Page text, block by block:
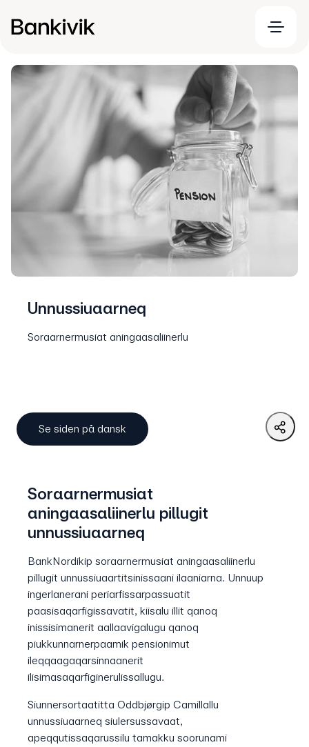
Unnussiuaarneq
Soraarnermusiat aningaasaliinerlu
Se siden på dansk
Soraarnermusiat
aningaasaliinerlu pillugit
unnussiuaarneq
BankNordikip soraarnermusiat aningaasaliinerlu
pillugit unnussiuaartitsinissaani ilaaniarna. Unnuup
ingerlanerani periarfissarpassuatit
paasisaqarfigissavatit, kiisalu illit qanoq
inissisimanerit aallaavigalugu qanoq
piukkunnarnerpaamik pensionimut
ileqqaagaqarsinnaanerit
ilisimasaqarfiginerulissallugu.
Siunnersortaatitta Oddbjørgip Camillallu
unnussiuaarneq siulersussavaat,
apeqqutissaqarussilu tamakku soorunami